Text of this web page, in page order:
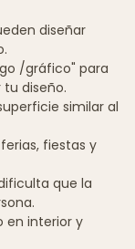
diseñar
/gráfico" para
diseño.
similar al
fiestas y
que la
en interior y